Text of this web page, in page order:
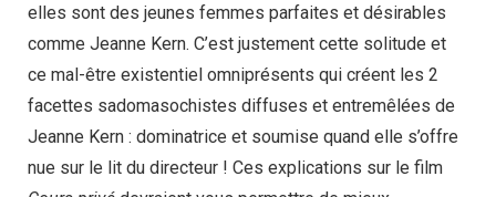
elles sont des jeunes femmes parfaites et désirables
comme Jeanne Kern. C’est justement cette solitude et
ce mal-être existentiel omniprésents qui créent les 2
facettes sadomasochistes diffuses et entremêlées de
Jeanne Kern : dominatrice et soumise quand elle s’offre
nue sur le lit du directeur ! Ces explications sur le film